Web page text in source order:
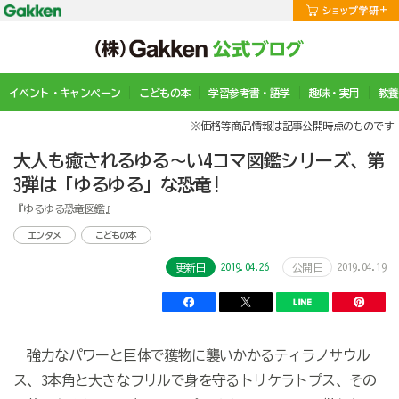
イベント・キャンペーン こどもの本 学習参考書・語学 趣味・実用 教
※価格等商品情報は記事公開時点のものです
大人も癒されるゆる～い4コマ図鑑シリーズ、第
3弾は「ゆるゆる」な恐竜!
『ゆるゆる恐竜図鑑』
エンタメ こどもの本
更新日 2019.04.26 公開日 2019.04.19
強力なパワーと巨体で獲物に襲いかかるティラノサウル
ス、3本角と大きなフリルで身を守るトリケラトプス、その